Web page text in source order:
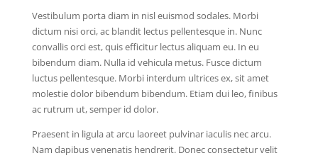
Vestibulum porta diam in nisl euismod sodales. Morbi
dictum nisi orci, ac blandit lectus pellentesque in. Nunc
convallis orci est, quis efficitur lectus aliquam eu. In eu
bibendum diam. Nulla id vehicula metus. Fusce dictum
luctus pellentesque. Morbi interdum ultrices ex, sit amet
molestie dolor bibendum bibendum. Etiam dui leo, finibus
ac rutrum ut, semper id dolor.
Praesent in ligula at arcu laoreet pulvinar iaculis nec arcu.
Nam dapibus venenatis hendrerit. Donec consectetur velit